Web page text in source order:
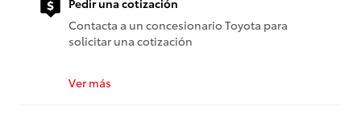
Pedir una cotización
Contacta a un concesionario Toyota para
solicitar una cotización
Ver más